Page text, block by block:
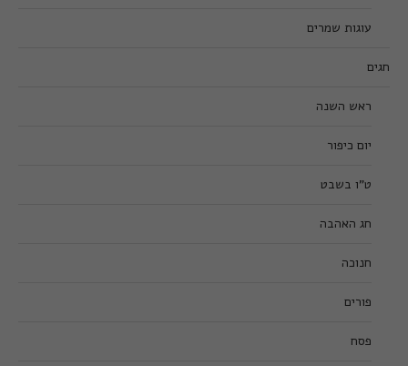
עוגות שמרים
חגים
ראש השנה
יום כיפור
ט”ו בשבט
חג האהבה
חנוכה
פורים
פסח